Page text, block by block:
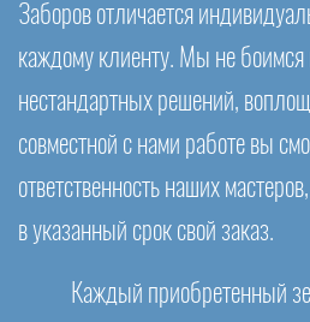
Заборов отличается
каждому клиенту. Мы не
нестандартных решений,
совместной с нами работе вы
ответственность наших
в указанный срок свой заказ.
Каждый приобретенный